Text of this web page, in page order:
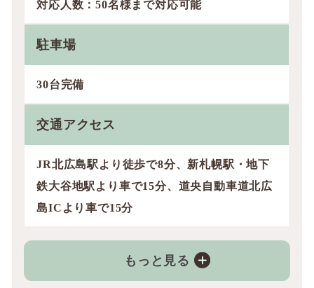
対応人数：50名様まで対応可能
駐車場
30台完備
交通アクセス
JR北広島駅より徒歩で8分、新札幌駅・地下
鉄大谷地駅より車で15分、道央自動車道北広
島ICより車で15分
もっと見る